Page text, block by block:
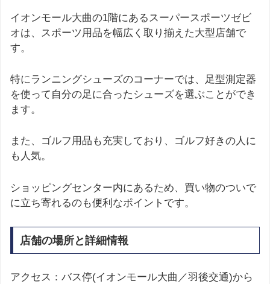
イオンモール大曲の1階にあるスーパースポーツゼビ
オは、スポーツ用品を幅広く取り揃えた大型店舗で
す。
特にランニングシューズのコーナーでは、足型測定器
を使って自分の足に合ったシューズを選ぶことができ
ます。
また、ゴルフ用品も充実しており、ゴルフ好きの人に
も人気。
ショッピングセンター内にあるため、買い物のついで
に立ち寄れるのも便利なポイントです。
店舗の場所と詳細情報
アクセス：バス停(イオンモール大曲／羽後交通)から